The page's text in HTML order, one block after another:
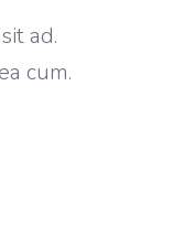
ad.
cum.